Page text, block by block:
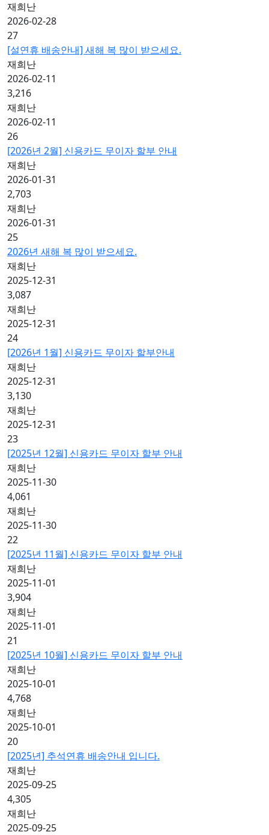
재희난
2026-02-28
27
[설연휴 배송안내] 새해 복 많이 받으세요.
재희난
2026-02-11
3,216
재희난
2026-02-11
26
[2026년 2월] 신용카드 무이자 할부 안내
재희난
2026-01-31
2,703
재희난
2026-01-31
25
2026년 새해 복 많이 받으세요.
재희난
2025-12-31
3,087
재희난
2025-12-31
24
[2026년 1월] 신용카드 무이자 할부안내
재희난
2025-12-31
3,130
재희난
2025-12-31
23
[2025년 12월] 신용카드 무이자 할부 안내
재희난
2025-11-30
4,061
재희난
2025-11-30
22
[2025년 11월] 신용카드 무이자 할부 안내
재희난
2025-11-01
3,904
재희난
2025-11-01
21
[2025년 10월] 신용카드 무이자 할부 안내
재희난
2025-10-01
4,768
재희난
2025-10-01
20
[2025년] 추석연휴 배송안내 입니다.
재희난
2025-09-25
4,305
재희난
2025-09-25